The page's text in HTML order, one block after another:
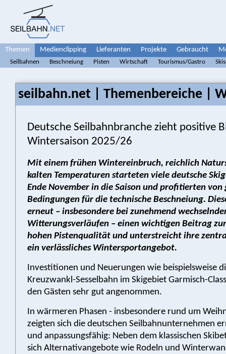
Themen Medienclipping Lieferanten Projekte Gebraucht
Seilbahnen Beschneiung Pisten Wirtschaft Tourismus/Gastro
seilbahn.net | Themenbereiche |
Deutsche Seilbahnbranche zieht positive
Wintersaison 2025/26
Mit einem frühen Wintereinbruch, reichlich
kalten Temperaturen starteten viele deutsche
Ende November in die Saison und profitierten von
Bedingungen für die technische Beschneiung.
erneut – insbesondere bei zunehmend
Witterungsverläufen – einen wichtigen Beitrag
hohen Pistenqualität und unterstreicht ihre
ein verlässliches Wintersportangebot.
Investitionen und Neuerungen wie beispielsweise
Kreuzwankl-Sesselbahn im Skigebiet Garmisch-
den Gästen sehr gut angenommen.
In wärmeren Phasen - insbesondere rund um
zeigten sich die deutschen Seilbahnunternehmen
und anpassungsfähig: Neben dem klassischen
sich Alternativangebote wie Rodeln und